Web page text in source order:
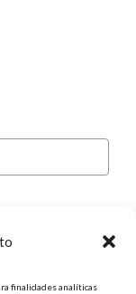
finalidades analíticas